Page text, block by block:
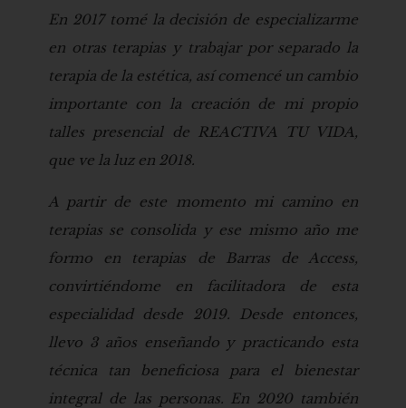
En 2017 tomé la decisión de especializarme
en otras terapias y trabajar por separado la
terapia de la estética, así comencé un cambio
importante con la creación de mi propio
talles presencial de REACTIVA TU VIDA,
que ve la luz en 2018.
A partir de este momento mi camino en
terapias se consolida y ese mismo año me
formo en terapias de Barras de Access,
convirtiéndome en facilitadora de esta
especialidad desde 2019. Desde entonces,
llevo 3 años enseñando y practicando esta
técnica tan beneficiosa para el bienestar
integral de las personas. En 2020 también